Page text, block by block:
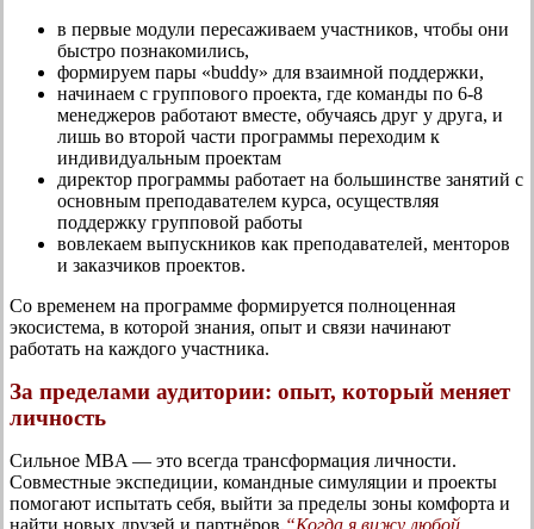
в первые модули пересаживаем участников, чтобы они
быстро познакомились,
формируем пары «buddy» для взаимной поддержки,
начинаем с группового проекта, где команды по 6-8
менеджеров работают вместе, обучаясь друг у друга, и
лишь во второй части программы переходим к
индивидуальным проектам
директор программы работает на большинстве занятий с
основным преподавателем курса, осуществляя
поддержку групповой работы
вовлекаем выпускников как преподавателей, менторов
и заказчиков проектов.
Со временем на программе формируется полноценная
экосистема, в которой знания, опыт и связи начинают
работать на каждого участника.
За пределами аудитории: опыт, который меняет
личность
Сильное MBA — это всегда трансформация личности.
Совместные экспедиции, командные симуляции и проекты
помогают испытать себя, выйти за пределы зоны комфорта и
найти новых друзей и партнёров.“Когда я вижу любой